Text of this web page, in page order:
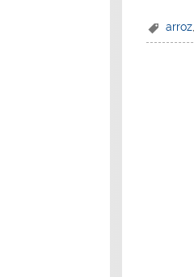
arroz